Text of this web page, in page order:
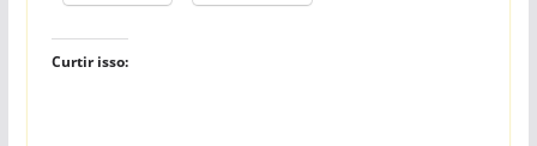
Curtir isso: